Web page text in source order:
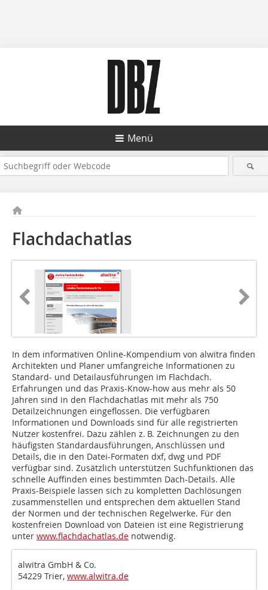
Menü
Flachdachatlas
In dem informativen Online-Kompendium von alwitra finden
Architekten und Planer umfangreiche Informationen zu
Standard- und Detailausführungen im Flachdach.
Erfahrungen und das Praxis-Know-how aus mehr als 50
Jahren sind in den Flachdachatlas mit mehr als 750
Detailzeichnungen eingeflossen. Die verfügbaren
Informationen und Downloads sind für alle registrierten
Nutzer kostenfrei. Dazu zählen z. B. Zeichnungen zu den
häufigsten Standardausführungen, Anschlüssen und
Details, die in den Datei-Formaten dxf, dwg und PDF
verfügbar sind. Zusätzlich unterstützen Suchfunktionen das
schnelle Auffinden eines bestimmten Dach-Details. Alle
Praxis-Beispiele lassen sich zu kompletten Dachlösungen
zusammenstellen und entsprechen dem aktuellen Stand
der Normen und der technischen Regelwerke. Für den
kostenfreien Download von Dateien ist eine Registrierung
unter www.flachdachatlas.de notwendig.
alwitra GmbH & Co.
54229 Trier, www.alwitra.de